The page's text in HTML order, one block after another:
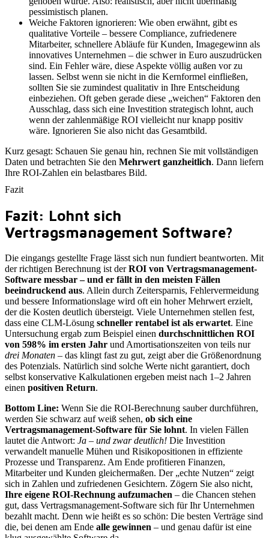
pessimistisch planen.
Weiche Faktoren ignorieren: Wie oben erwähnt, gibt es
qualitative Vorteile – bessere Compliance, zufriedenere
Mitarbeiter, schnellere Abläufe für Kunden, Imagegewinn als
innovatives Unternehmen – die schwer in Euro auszudrücken
sind. Ein Fehler wäre, diese Aspekte völlig außen vor zu
lassen. Selbst wenn sie nicht in die Kernformel einfließen,
sollten Sie sie zumindest qualitativ in Ihre Entscheidung
einbeziehen. Oft geben gerade diese „weichen“ Faktoren den
Ausschlag, dass sich eine Investition strategisch lohnt, auch
wenn der zahlenmäßige ROI vielleicht nur knapp positiv
wäre. Ignorieren Sie also nicht das Gesamtbild.
Kurz gesagt: Schauen Sie genau hin, rechnen Sie mit vollständigen
Daten und betrachten Sie den Mehrwert ganzheitlich. Dann liefern
Ihre ROI-Zahlen ein belastbares Bild.
Fazit
Fazit: Lohnt sich
Vertragsmanagement Software?
Die eingangs gestellte Frage lässt sich nun fundiert beantworten. Mit
der richtigen Berechnung ist derROI von Vertragsmanagement-
Software messbar – und er fällt in den meisten Fällen
beeindruckend aus. Allein durch Zeitersparnis, Fehlervermeidung
und bessere Informationslage wird oft ein hoher Mehrwert erzielt,
der die Kosten deutlich übersteigt. Viele Unternehmen stellen fest,
dass eine CLM-Lösung schneller rentabel ist als erwartet. Eine
Untersuchung ergab zum Beispiel einen durchschnittlichen ROI
von 598% im ersten Jahr und Amortisationszeiten von teils nur
drei Monaten – das klingt fast zu gut, zeigt aber die Größenordnung
des Potenzials. Natürlich sind solche Werte nicht garantiert, doch
selbst konservative Kalkulationen ergeben meist nach 1–2 Jahren
einen positiven Return.
Bottom Line: Wenn Sie die ROI-Berechnung sauber durchführen,
werden Sie schwarz auf weiß sehen, ob sich eine
Vertragsmanagement-Software für Sie lohnt. In vielen Fällen
lautet die Antwort: Ja – und zwar deutlich! Die Investition
verwandelt manuelle Mühen und Risikopositionen in effiziente
Prozesse und Transparenz. Am Ende profitieren Finanzen,
Mitarbeiter und Kunden gleichermaßen. Der „echte Nutzen“ zeigt
sich in Zahlen und zufriedenen Gesichtern. Zögern Sie also nicht,
Ihre eigene ROI-Rechnung aufzumachen – die Chancen stehen
gut, dass Vertragsmanagement-Software sich für Ihr Unternehmen
bezahlt macht. Denn wie heißt es so schön: Die besten Verträge sind
die, bei denen am Ende alle gewinnen – und genau dafür ist eine